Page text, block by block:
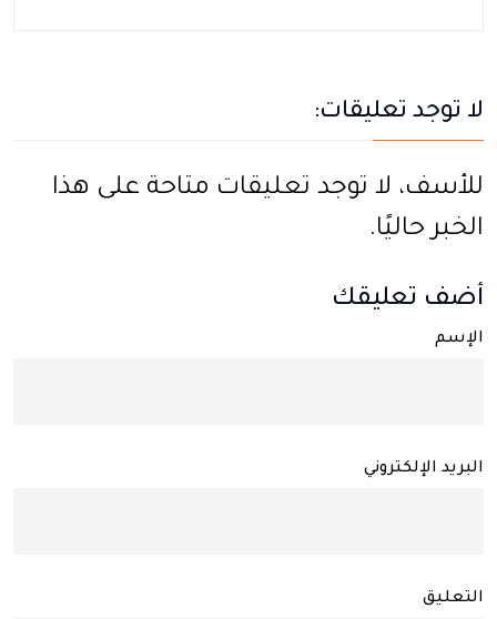
لا توجد تعليقات:
للأسف، لا توجد تعليقات متاحة على هذا
الخبر حاليًا.
أضف تعليقك
الإسم
البريد الإلكتروني
التعليق